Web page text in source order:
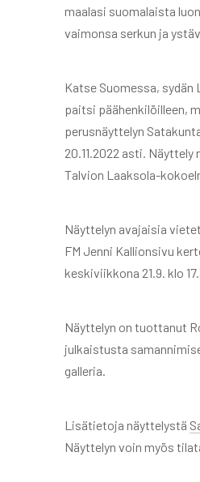
maalasi suomalaista
vaimonsa serkun ja
Katse Suomessa,
paitsi päähenkilöilleen,
perusnäyttelyn
20.11.2022 asti.
Talvion Laaksola-
Näyttelyn avajaisia
FM Jenni Kallionsivu
keskiviikkona 21.9. klo
Näyttelyn on tuottanut
julkaistusta
galleria.
Lisätietoja näyttelystä
Näyttelyn voin myös